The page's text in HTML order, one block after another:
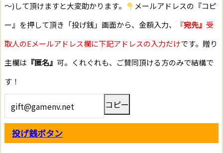
～)して頂けますと大変助かります。
メールアドレスの『コピ
ー』を押して頂き「投げ銭」画面から、金額入力、
『宛先』 受
取人のEメールアドレス欄に下記アドレスの入力だけです。贈り
主欄は 『匿名』 可。くれぐれも、ご賛同頂ける方のみで結構で
す！
コピー
投げ銭ボタン